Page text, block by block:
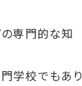
の専門的な知
学校でもあり